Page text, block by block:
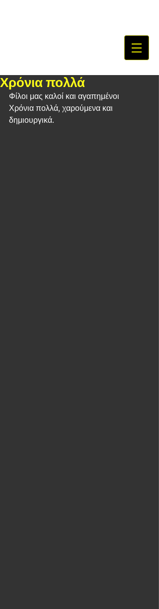
Χρόνια πολλά
Φίλοι μας καλοί και αγαπημένοι
Χρόνια πολλά, χαρούμενα και
δημιουργικά.